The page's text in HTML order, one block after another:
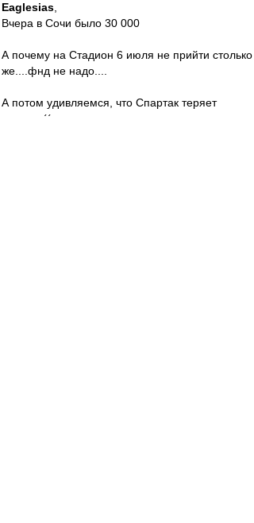
Eaglesias
Вчера в Сочи было 30 000
А почему на Стадион 6 июля не прийти столько
же....фнд не надо....
А потом удивляемся, что Спартак теряет
зрителя((